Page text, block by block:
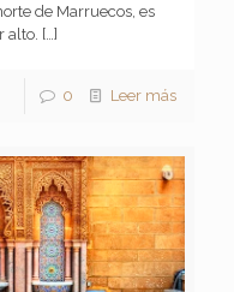
de Marruecos, es
alto. […]
0 Leer más